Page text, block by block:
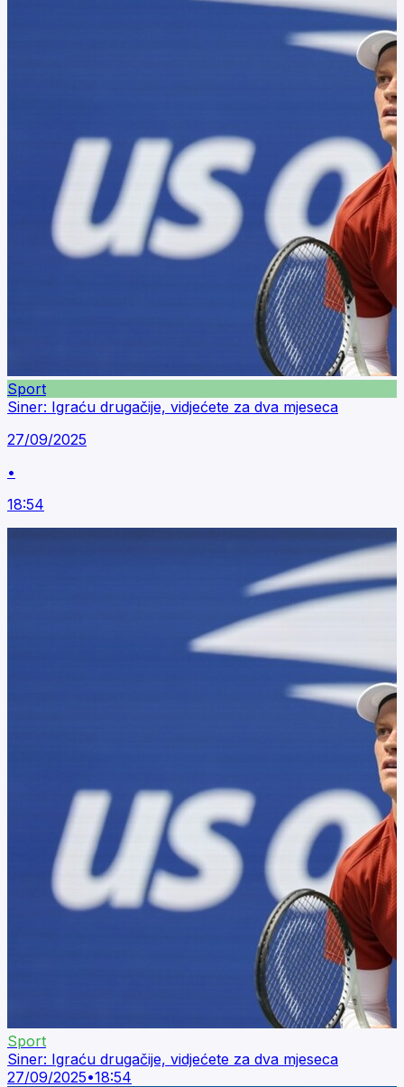
Sport
Siner: Igraću drugačije, vidjećete za dva mjeseca
27/09/2025
•
18:54
Sport
Siner: Igraću drugačije, vidjećete za dva mjeseca
27/09/2025•18:54